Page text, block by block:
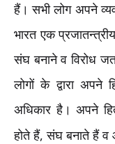
हैं। सभी लोग अपने
भारत एक
संघ बनाने व विरोध
लोगों के द्वारा अपने
अधिकार है। अपने
होते हैं,संघ बनाते हैं व